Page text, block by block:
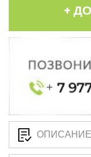
+
ОПИСАНИЕ